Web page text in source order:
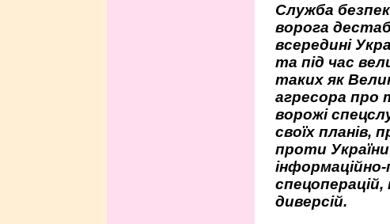
Служба
ворога
всередині
та під час
таких як
агресора про
ворожі
своїх
проти
диверсій.